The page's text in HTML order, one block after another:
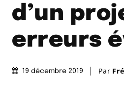
d’un
erreurs
19 décembre 2019 Par